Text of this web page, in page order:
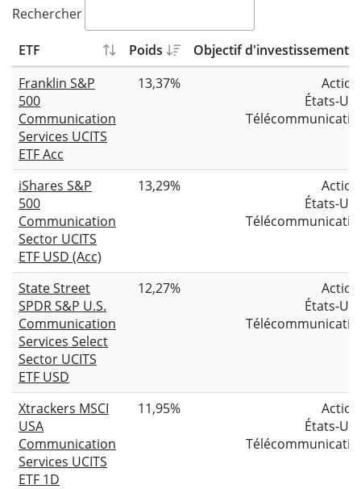
Rechercher
ETF Poids
Objectif d'investissement
Franklin S&P
500
Communication
Services UCITS
ETF Acc
13,37%
États-
iShares S&P
500
Communication
Sector UCITS
ETF USD (Acc)
13,29%
États-
State Street
SPDR S&P U.S.
Communication
Services Select
Sector UCITS
ETF USD
12,27%
États-
Xtrackers MSCI
USA
Communication
Services UCITS
ETF 1D
11,95%
États-